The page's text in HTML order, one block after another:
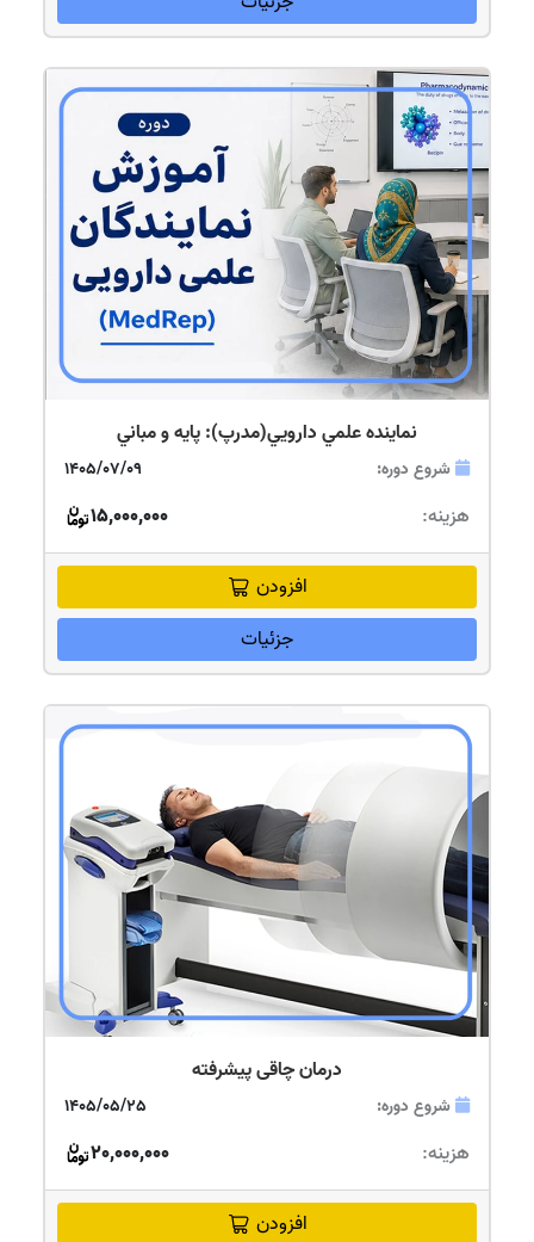
نماینده علمي دارویي(مدرپ): پایه و مباني
شروع دوره: 1405/07/09
هزینه: 15,000,000
افزودن
جزئیات
درمان چاقی پیشرفته
شروع دوره: 1405/05/25
هزینه: 20,000,000
افزودن